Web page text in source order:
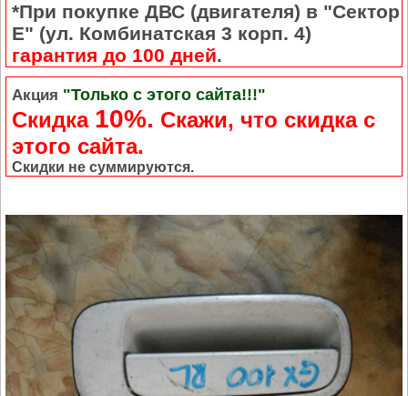
*При покупке ДВС (двигателя) в "Сектор
Е" (ул. Комбинатская 3 корп. 4)
гарантия до 100 дней.
Акция "Только с этого сайта!!!"
Скидка 10%. Cкажи, что скидка с
этого сайта.
Скидки не суммируются.